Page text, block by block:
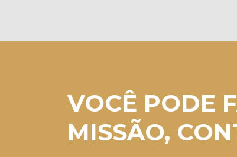
VOCÊ PODE
MISSÃO,